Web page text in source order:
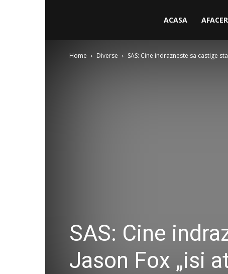
ACASA
Home Diverse SAS: Cine indrazneste sa castige
SAS: Cine
Jason Fox „isi